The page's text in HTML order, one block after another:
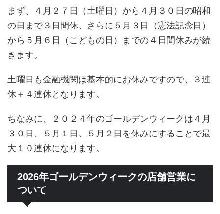
まず、４月２７日（土曜日）から４月３０日の昭和
の日まで３日間休、さらに５月３日（憲法記念日）
から５月６日（こどもの日）までの４日間休みが続
きます。
土曜日も金融機関は基本的にお休みですので、３連
休＋４連休となります。
ちなみに、２０２４年のゴールデンウィークは４月
３０日、５月１日、５月２日を休みにすることで最
大１０連休になります。
2026年ゴールデンウィークの店舗営業に
ついて